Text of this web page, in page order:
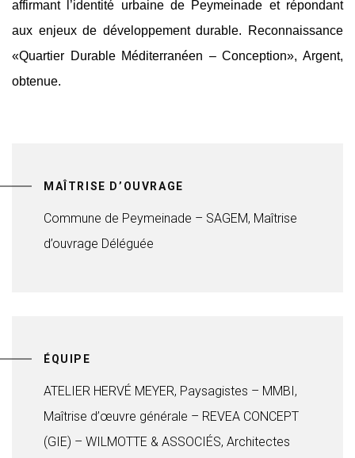
affirmant l’identité urbaine de Peymeinade et répondant
aux enjeux de développement durable. Reconnaissance
«Quartier Durable Méditerranéen – Conception», Argent,
obtenue.
MAÎTRISE D’OUVRAGE
Commune de Peymeinade – SAGEM, Maîtrise
d’ouvrage Déléguée
ÉQUIPE
ATELIER HERVÉ MEYER, Paysagistes – MMBI,
Maîtrise d’œuvre générale – REVEA CONCEPT
(GIE) – WILMOTTE & ASSOCIÉS, Architectes